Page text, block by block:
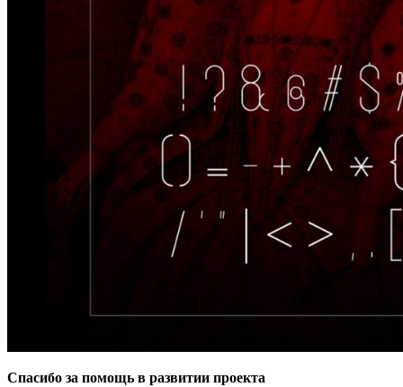
Спасибо за помощь в развитии проекта